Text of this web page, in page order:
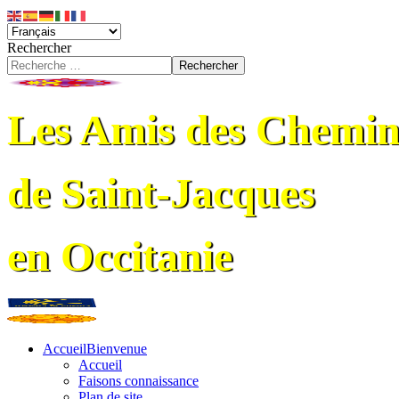
Rechercher
Rechercher
Les Amis des
de Saint-Jacques
en Occitanie
AccueilBienvenue
Accueil
Faisons connaissance